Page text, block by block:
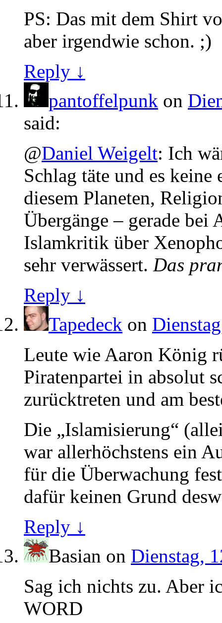
PS: Das mit dem Shirt
aber irgendwie schon. ;)
Reply ↓
pantoffelpunk on
said:
@Daniel Weigelt: Ich
Schlag täte und es
diesem Planeten,
Übergänge – gerade bei
Islamkritik über
sehr verwässert. Das
Reply ↓
Tapedeck on
Leute wie Aaron König
Piratenpartei in absolut
zurücktreten und am
Die „Islamisierung“
war allerhöchstens ein
für die Überwachung
dafür keinen Grund
Reply ↓
Basian on Dienstag,
Sag ich nichts zu. Aber
WORD